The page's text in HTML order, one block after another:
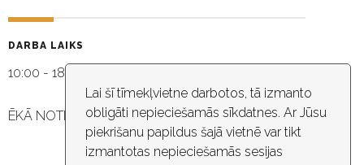
Lai šī tīmekļvietne darbotos, tā izmanto
obligāti nepieciešamās sīkdatnes. Ar Jūsu
piekrišanu papildus šajā vietnē var tikt
izmantotas nepieciešamās sesijas
DARBA LAIKS
10:00 - 18:30
ĒKĀ NOTIEK VIDEO NOVĒROŠANA